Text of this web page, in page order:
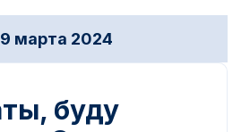
марта 2024
буду